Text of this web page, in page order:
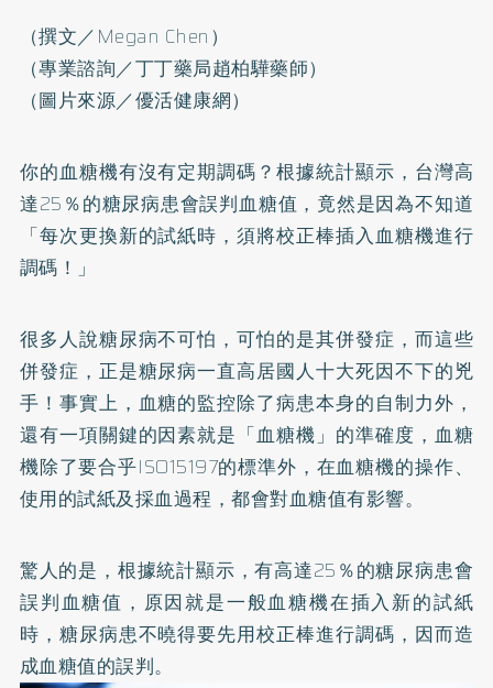
（撰文／Megan Chen）
（專業諮詢／丁丁藥局趙柏驊藥師）
（圖片來源／優活健康網）
你的血糖機有沒有定期調碼？根據統計顯示，台灣高
達25％的糖尿病患會誤判血糖值，竟然是因為不知道
「每次更換新的試紙時，須將校正棒插入血糖機進行
調碼！」
很多人說糖尿病不可怕，可怕的是其併發症，而這些
併發症，正是糖尿病一直高居國人十大死因不下的兇
手！事實上，血糖的監控除了病患本身的自制力外，
還有一項關鍵的因素就是「血糖機」的準確度，血糖
機除了要合乎ISO15197的標準外，在血糖機的操作、
使用的試紙及採血過程，都會對血糖值有影響。
驚人的是，根據統計顯示，有高達25％的糖尿病患會
誤判血糖值，原因就是一般血糖機在插入新的試紙
時，糖尿病患不曉得要先用校正棒進行調碼，因而造
成血糖值的誤判。